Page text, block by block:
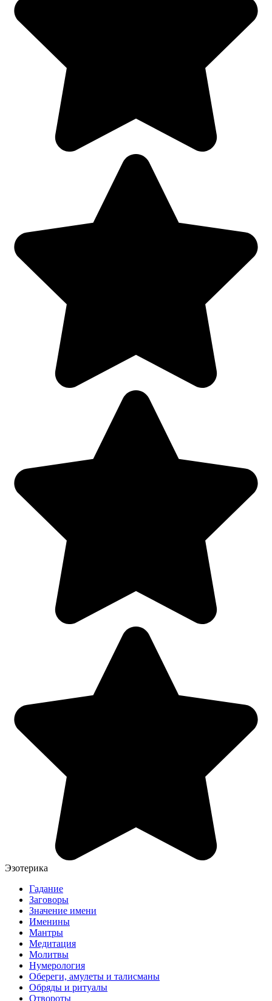
Эзотерика
Гадание
Заговоры
Значение имени
Именины
Мантры
Медитация
Молитвы
Нумерология
Обереги, амулеты и талисманы
Обряды и ритуалы
Отвороты